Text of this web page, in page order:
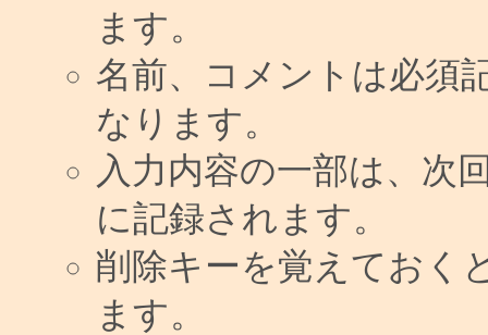
ます。
名前、コメントは必須
なります。
入力内容の一部は、次
に記録されます。
削除キーを覚えておく
ます。